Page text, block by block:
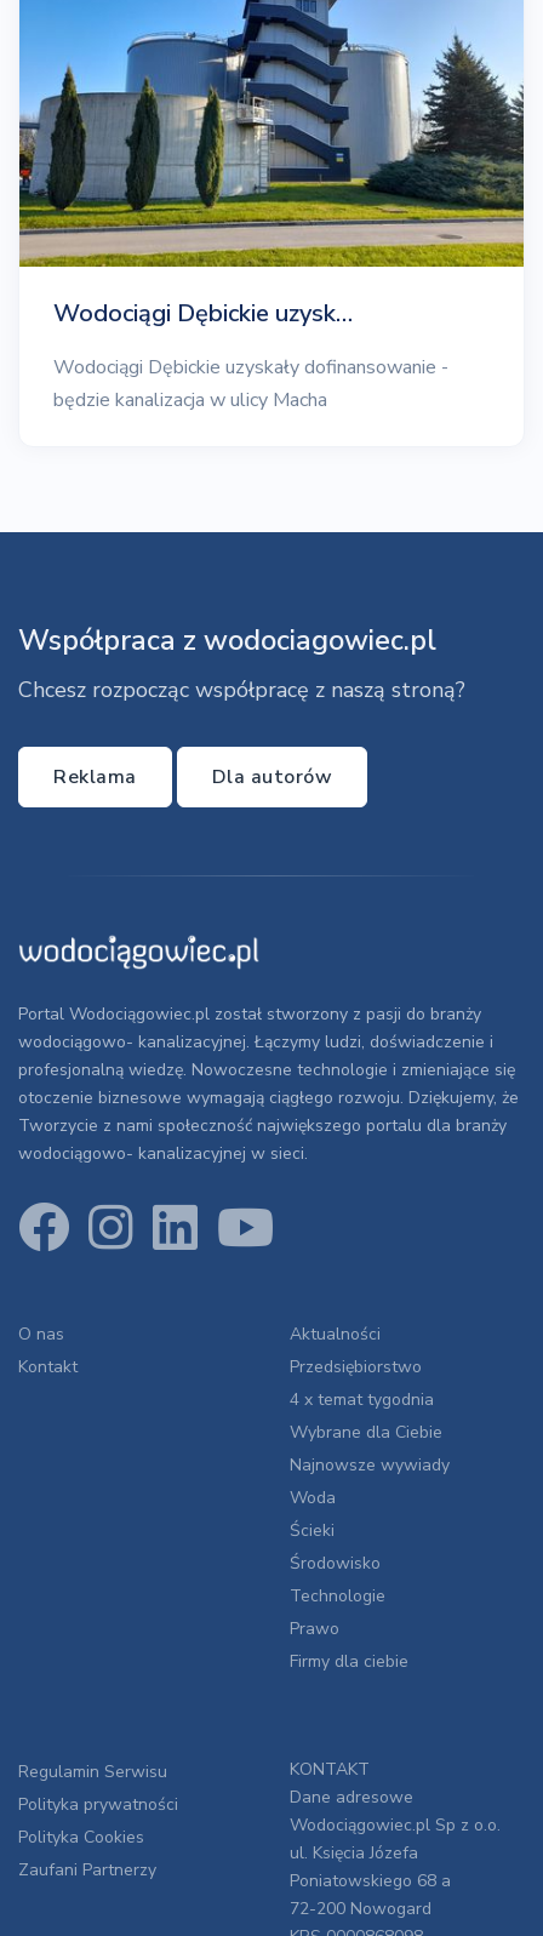
Wodociągi Dębickie uzysk…
Wodociągi Dębickie uzyskały dofinansowanie -
będzie kanalizacja w ulicy Macha
Współpraca z wodociagowiec.pl
Chcesz rozpocząc współpracę z naszą stroną?
Reklama Dla autorów
Portal Wodociągowiec.pl został stworzony z pasji do branży
wodociągowo- kanalizacyjnej. Łączymy ludzi, doświadczenie i
profesjonalną wiedzę. Nowoczesne technologie i zmieniające się
otoczenie biznesowe wymagają ciągłego rozwoju. Dziękujemy, że
Tworzycie z nami społeczność największego portalu dla branży
wodociągowo- kanalizacyjnej w sieci.
O nas
Kontakt
Aktualności
Przedsiębiorstwo
4 x temat tygodnia
Wybrane dla Ciebie
Najnowsze wywiady
Woda
Ścieki
Środowisko
Technologie
Prawo
Firmy dla ciebie
Regulamin Serwisu
Polityka prywatności
Polityka Cookies
Zaufani Partnerzy
KONTAKT
Dane adresowe
Wodociągowiec.pl Sp z o.o.
ul. Księcia Józefa
Poniatowskiego 68 a
72-200 Nowogard